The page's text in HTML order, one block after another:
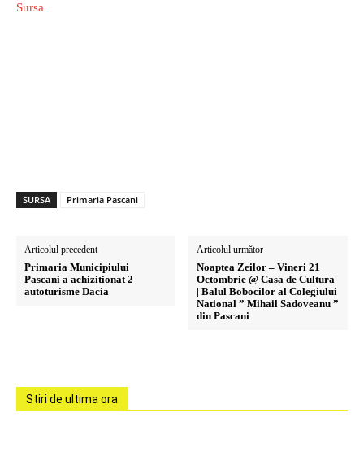
Sursa
SURSA Primaria Pascani
Articolul precedent
Primaria Municipiului
Pascani a achizitionat 2
autoturisme Dacia
Articolul următor
Noaptea Zeilor – Vineri 21
Octombrie @ Casa de Cultura
| Balul Bobocilor al Colegiului
National ” Mihail Sadoveanu ”
din Pascani
Stiri de ultima ora